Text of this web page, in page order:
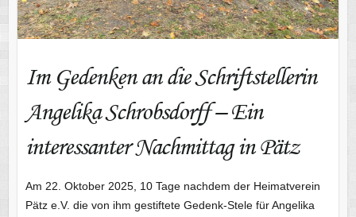
Im Gedenken an die Schriftstellerin
Angelika Schrobsdorff – Ein
interessanter Nachmittag in Pätz
Am 22. Oktober 2025, 10 Tage nachdem der Heimatverein
Pätz e.V. die von ihm gestiftete Gedenk-Stele für Angelika